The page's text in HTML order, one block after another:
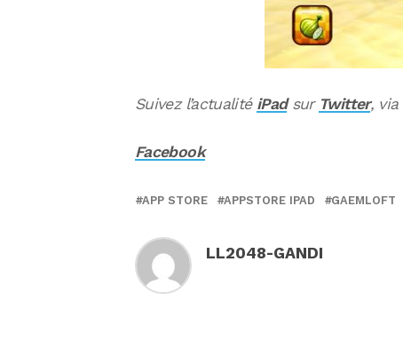
Suivez l’actualité iPadsur Twitter, via
Facebook
APP STORE APPSTORE IPAD GAEMLOFT
LL2048-GANDI